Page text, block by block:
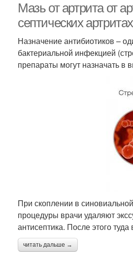
Мазь от артрита от
септических артритах
Назначение антибиотиков –
бактериальной инфекцией
препараты могут назначать в
При скоплении в
процедуры врачи удаляют
антисептика. После этого
читать дальше →